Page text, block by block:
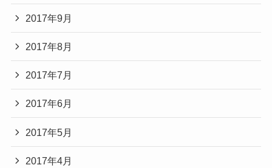
2017年9月
2017年8月
2017年7月
2017年6月
2017年5月
2017年4月